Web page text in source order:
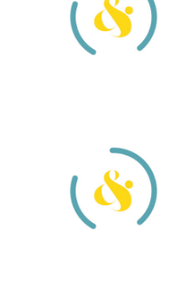
Retour sur
restitution
des MECS
Culture
et Santé
2017 à la
Clinique